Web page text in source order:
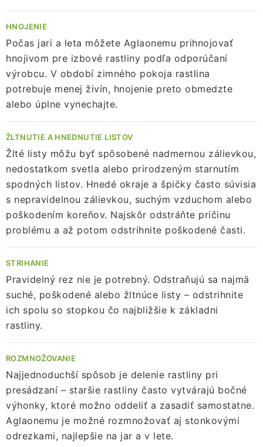
HNOJENIE
Počas jari a leta môžete Aglaonemu prihnojovať
hnojivom pre izbové rastliny podľa odporúčaní
výrobcu. V období zimného pokoja rastlina
potrebuje menej živín, hnojenie preto obmedzte
alebo úplne vynechajte.
ŽLTNUTIE A HNEDNUTIE LISTOV
Žlté listy môžu byť spôsobené nadmernou zálievkou,
nedostatkom svetla alebo prirodzeným starnutím
spodných listov. Hnedé okraje a špičky často súvisia
s nepravidelnou zálievkou, suchým vzduchom alebo
poškodením koreňov. Najskôr odstráňte príčinu
problému a až potom odstrihnite poškodené časti.
STRIHANIE
Pravidelný rez nie je potrebný. Odstraňujú sa najmä
suché, poškodené alebo žltnúce listy – odstrihnite
ich spolu so stopkou čo najbližšie k základni
rastliny.
ROZMNOŽOVANIE
Najjednoduchší spôsob je delenie rastliny pri
presádzaní – staršie rastliny často vytvárajú bočné
výhonky, ktoré možno oddeliť a zasadiť samostatne.
Aglaonemu je možné rozmnožovať aj stonkovými
odrezkami, najlepšie na jar a v lete.